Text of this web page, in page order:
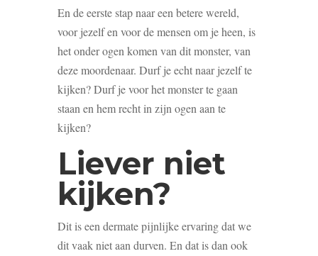
En de eerste stap naar een betere wereld,
voor jezelf en voor de mensen om je heen, is
het onder ogen komen van dit monster, van
deze moordenaar. Durf je echt naar jezelf te
kijken? Durf je voor het monster te gaan
staan en hem recht in zijn ogen aan te
kijken?
Liever niet
kijken?
Dit is een dermate pijnlijke ervaring dat we
dit vaak niet aan durven. En dat is dan ook